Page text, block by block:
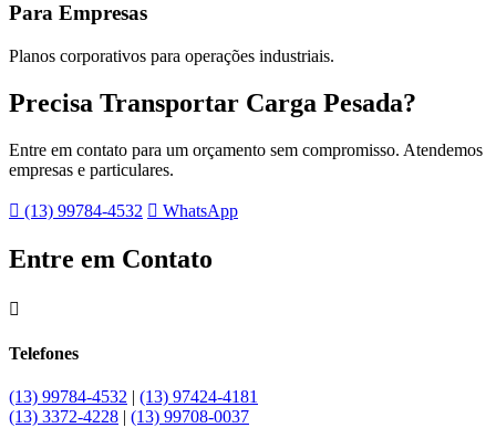
Para Empresas
Planos corporativos para operações industriais.
Precisa Transportar Carga Pesada?
Entre em contato para um orçamento sem compromisso. Atendemos
empresas e particulares.
 (13) 99784-4532  WhatsApp
Entre em Contato

Telefones
(13) 99784-4532 | (13) 97424-4181
(13) 3372-4228 | (13) 99708-0037